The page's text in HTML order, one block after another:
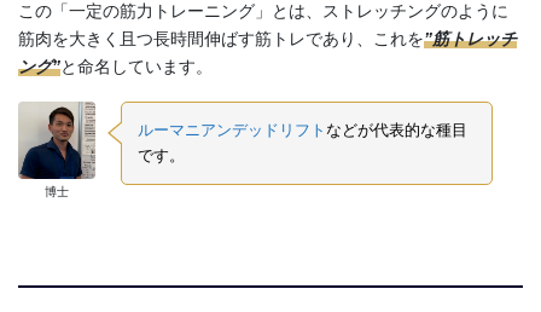
この「一定の筋力トレーニング」とは、ストレッチングのように
筋肉を大きく且つ長時間伸ばす筋トレであり、これを”筋トレッチ
ング”と命名しています。
博士
ルーマニアンデッドリフト などが代表的な種目
です。